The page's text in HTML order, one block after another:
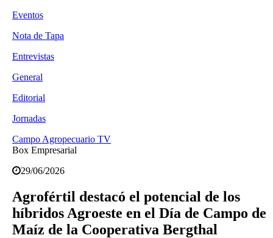
Eventos
Nota de Tapa
Entrevistas
General
Editorial
Jornadas
Campo Agropecuario TV
Box Empresarial
29/06/2026
Agrofértil destacó el potencial de los
híbridos Agroeste en el Día de Campo de
Maíz de la Cooperativa Bergthal